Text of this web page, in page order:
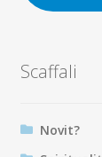
Scaffali
Novit?